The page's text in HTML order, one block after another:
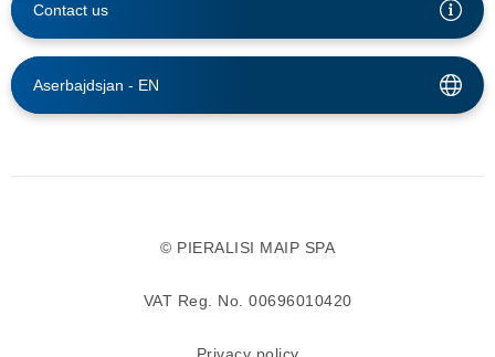
Contact us
Aserbajdsjan - EN
© PIERALISI MAIP SPA
VAT Reg. No. 00696010420